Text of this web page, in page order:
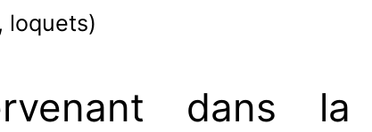
loquets)
dans la